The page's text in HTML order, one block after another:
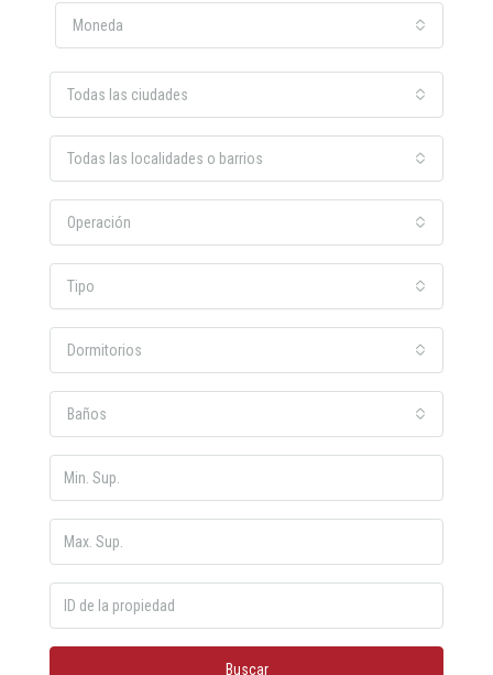
Moneda
Todas las ciudades
Todas las localidades o barrios
Operación
Tipo
Dormitorios
Baños
Buscar